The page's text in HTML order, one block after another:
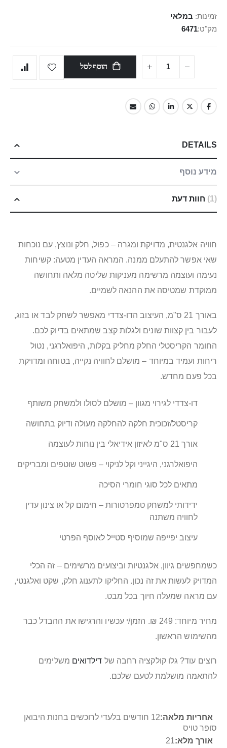
זמינות: במלאי
מק"ט 6471
הוסף לסל
DETAILS
מידע נוסף
1 חוות דעת
חוויה אלגנטית, מדויקת ומגרה – כפול, חלק ונוצץ, עם נוכחות
שאי אפשר להתעלם ממנה. המראה העדין מטעה: קשיחות
נעימה ועוצמה מרשימה מעניקות שליטה מלאה ותחושה
ממוקדת שמטיסה את ההנאה לשמיים.
באורך 21 ס"מ, העיצוב הדו-צדדי מאפשר לשחק לבד או בזוג,
לעבור בין קצוות שונים ולגלות קצב שמתאים בדיוק לכם.
החומר הקריסטלי החלק מחליק בקלות, היפואלרגני, נטול
ריחות ועמיד במיוחד – מושלם לחוויה נקייה, בטוחה ומדויקת
בכל פעם מחדש.
דו-צדדי לגירוי מגוון – מושלם לסולו ולמשחק משותף
קריסטל/זכוכית חלקה להחלקה מעולה ודיוק בתחושה
אורך 21 ס"מ לאיזון אידיאלי בין נוחות לעוצמה
היפואלרגני, היגייני וקל לניקוי – פשוט שוטפים ומבריקים
מתאים לכל סוגי חומרי הסיכה
ידידותי למשחק טמפרטורות – חימום קל או צינון עדין
לחוויה משתנה
עיצוב יפייפה שמוסיף סטייל לאוסף הפרטי
כשמחפשים גיוון, אלגנטיות וביצועים מרשימים – זה הכלי
המדויק לעשות את זה נכון. החליקו לתענוג חלק, שקט ואלגנטי,
עם מראה שמעלה חיוך בכל מבט.
מחיר מיוחד: 249 ₪. הזמן/י עכשיו והרגישו את ההבדל כבר
מהשימוש הראשון.
רוצים עוד? גלו קולקציה רחבה של דילדואים משלימים
להתאמה מושלמת לטעם שלכם.
מידע
נוסף
12 חודשים בלעדי לרוכשים בחנות היבואן
סופר טויס
21